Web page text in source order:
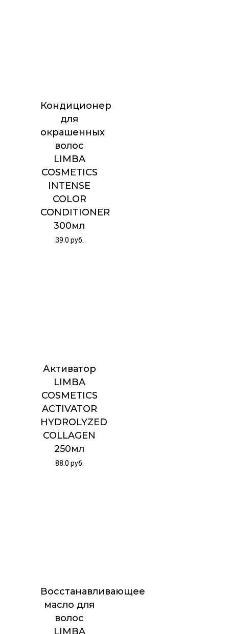
Кондиционер
для
окрашенных
волос
LIMBA
COSMETICS
INTENSE
COLOR
CONDITIONER
300мл
39.0 руб.
Активатор
LIMBA
COSMETICS
ACTIVATOR
HYDROLYZED
COLLAGEN
250мл
88.0 руб.
Восстанавливающее
масло для
волос
LIMBA